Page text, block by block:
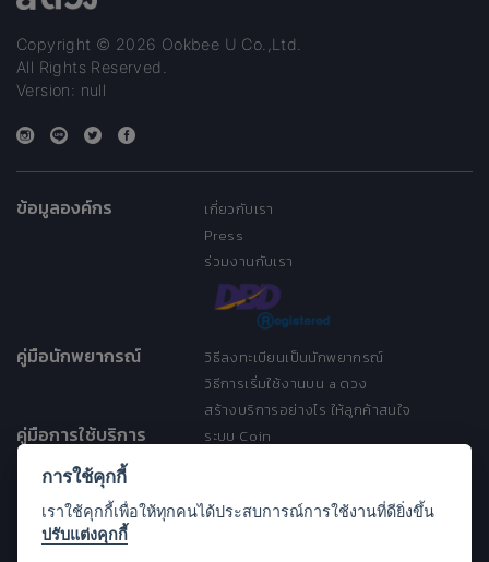
Copyright © 2026 Ookbee U Co.,Ltd.
All Rights Reserved.
Version: null
ข้อมูลองค์กร
เกี่ยวกับเรา
Press
ร่วมงานกับเรา
คู่มือนักพยากรณ์
วิธีลงทะเบียนเป็นนักพยากรณ์
วิธีการเริ่มใช้งานบน a ดวง
สร้างบริการอย่างไร ให้ลูกค้าสนใจ
คู่มือการใช้บริการ
ระบบ Coin
ประกาศการคุ้มครองข้อมูลส่วนบุคคล
การใช้คุกกี้
เราใช้คุกกี้เพื่อให้ทุกคนได้ประสบการณ์การใช้งานที่ดียิ่งขึ้น
ปรับแต่งคุกกี้